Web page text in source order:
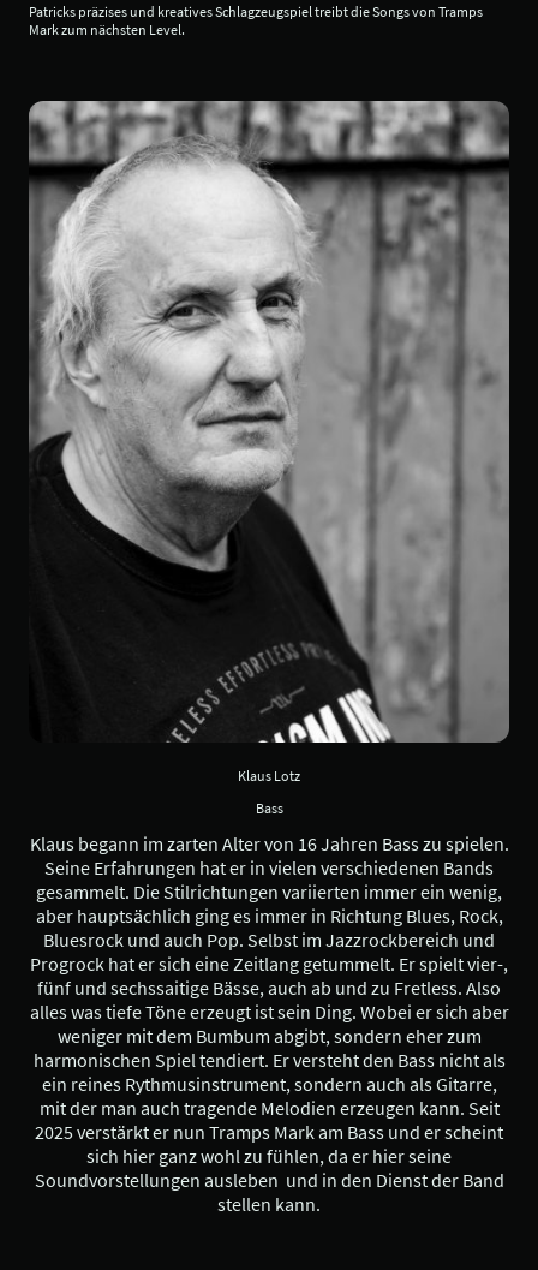
Patricks präzises und kreatives Schlagzeugspiel treibt die Songs von Tramps
Mark zum nächsten Level.
Klaus Lotz
Bass
Klaus begann im zarten Alter von 16 Jahren Bass zu spielen.
Seine Erfahrungen hat er in vielen verschiedenen Bands
gesammelt. Die Stilrichtungen variierten immer ein wenig,
aber hauptsächlich ging es immer in Richtung Blues, Rock,
Bluesrock und auch Pop. Selbst im Jazzrockbereich und
Progrock hat er sich eine Zeitlang getummelt. Er spielt vier-,
fünf und sechssaitige Bässe, auch ab und zu Fretless. Also
alles was tiefe Töne erzeugt ist sein Ding. Wobei er sich aber
weniger mit dem Bumbum abgibt, sondern eher zum
harmonischen Spiel tendiert. Er versteht den Bass nicht als
ein reines Rythmusinstrument, sondern auch als Gitarre,
mit der man auch tragende Melodien erzeugen kann. Seit
2025 verstärkt er nun Tramps Mark am Bass und er scheint
sich hier ganz wohl zu fühlen, da er hier seine
Soundvorstellungen ausleben und in den Dienst der Band
stellen kann.